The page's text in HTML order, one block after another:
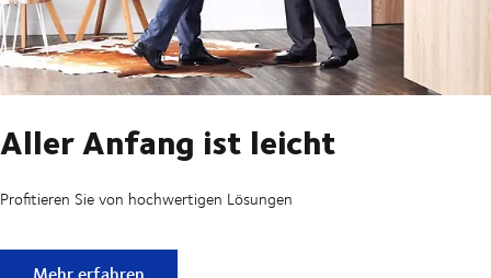
Aller Anfang ist leicht
Profitieren Sie von hochwertigen Lösungen
Aller Anfang ist leicht
Mehr erfahren